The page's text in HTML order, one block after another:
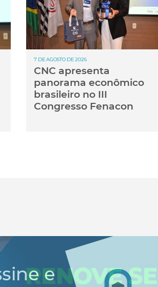
7 DE AGOSTO DE 2026
CNC apresenta
panorama econômico
brasileiro no III
Congresso Fenacon